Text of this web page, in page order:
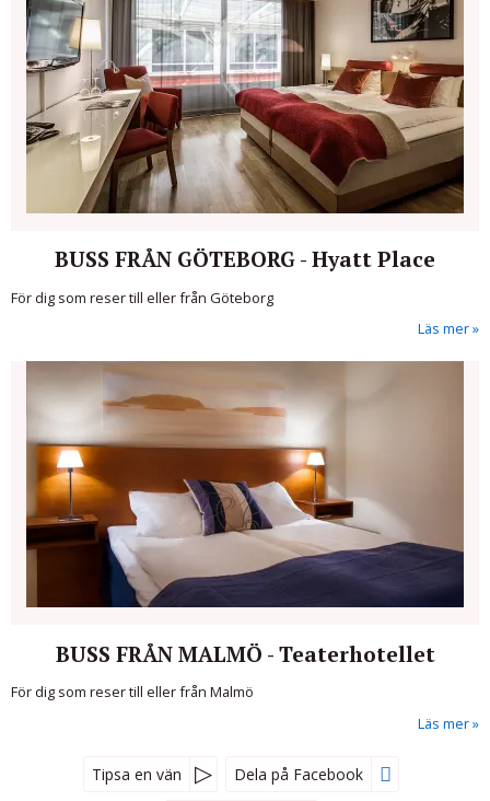
BUSS FRÅN GÖTEBORG - Hyatt Place
För dig som reser till eller från Göteborg
Läs mer
BUSS FRÅN MALMÖ - Teaterhotellet
För dig som reser till eller från Malmö
Läs mer
Tipsa en vän Dela på Facebook